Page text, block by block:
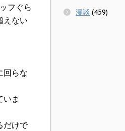
フぐら
えない
回らな
ま
だけで
漫談 (459)